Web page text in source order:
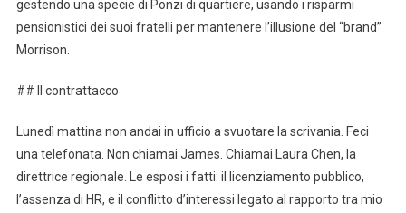
gestendo una specie di Ponzi di quartiere, usando i risparmi
pensionistici dei suoi fratelli per mantenere l’illusione del “brand”
Morrison.
## Il contrattacco
Lunedì mattina non andai in ufficio a svuotare la scrivania. Feci
una telefonata. Non chiamai James. Chiamai Laura Chen, la
direttrice regionale. Le esposi i fatti: il licenziamento pubblico,
l’assenza di HR, e il conflitto d’interessi legato al rapporto tra mio